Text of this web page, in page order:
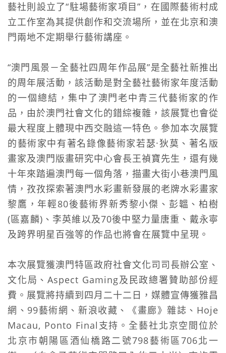
藝社則設立了“駐場藝術家項目”，在國際藝術村成
立工作室為其提供創作和交流場所，並在北京和澳
門兩地不定期舉行藝術講座。
“澳門風景－全藝社四周年作品展”是全藝社新推出
的周年展活動，該活動是對全藝社藝術家年度活動
的一個總結，集中了澳門老中青三代藝術家的作
品，由於澳門社會文化的錯綜複雜，該展覽也會從
最大程度上體現中西交融這一特色。 參加本次展覽
的藝術家中有著名錄像藝術家若瑟·狄莫、著名版
畫家及澳門版畫研究中心會長王禎寶先生，還有幾
十年來踏遍澳門每一個角落，描畫大街小巷澳門風
情，孜孜探索著澳門水彩畫新發展的老牌水彩畫家
黎鷹，年輕80後藝術界新秀黎小傑、彭韞、柏樹
(區嘉麟)、李英維以及70後中堅力量唐重、戴永寧
及跨界明星百強等的作品也將會在展覽中呈現。
本次展覽獲澳門特區政府社會文化司司長辦公室、
文化局、Aspect Gaming及民政總署贊助部份經
費。 展覽將持續到四月二十二日，媒體宣傳獲雅昌
網、99藝術網、新浪收藏、《畫廊》雜誌、Hoje
Macau, Ponto Final支持。 全藝社北京空間位於
北京市朝陽區酒仙橋路二號798藝術區706北一